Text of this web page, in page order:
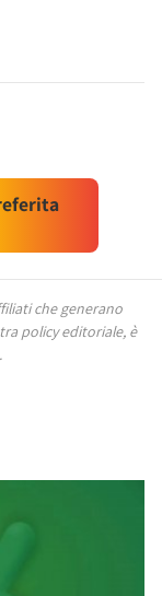
che generano
policy editoriale, è